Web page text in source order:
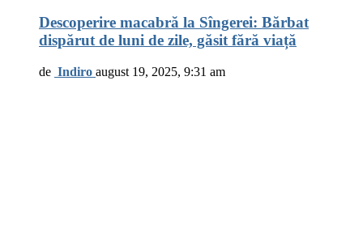
Descoperire macabră la Sîngerei: Bărbat
dispărut de luni de zile, găsit fără viață
de Indiro august 19, 2025, 9:31 am